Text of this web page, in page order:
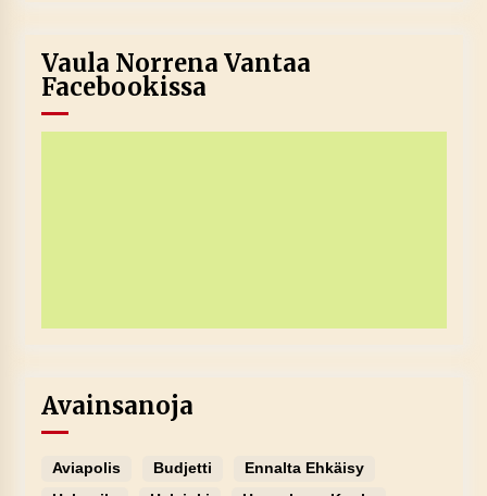
Vaula Norrena Vantaa
Facebookissa
Avainsanoja
Aviapolis Budjetti
Ennalta Ehkäisy